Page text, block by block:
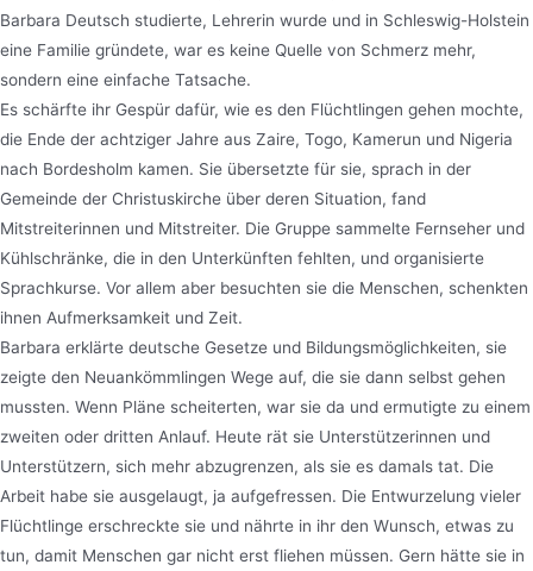
Barbara Deutsch studierte, Lehrerin wurde und in Schleswig-Holstein
eine Familie gründete, war es keine Quelle von Schmerz mehr,
sondern eine einfache Tatsache.
Es schärfte ihr Gespür dafür, wie es den Flüchtlingen gehen mochte,
die Ende der achtziger Jahre aus Zaire, Togo, Kamerun und Nigeria
nach Bordesholm kamen. Sie übersetzte für sie, sprach in der
Gemeinde der Christuskirche über deren Situation, fand
Mitstreiterinnen und Mitstreiter. Die Gruppe sammelte Fernseher und
Kühlschränke, die in den Unterkünften fehlten, und organisierte
Sprachkurse. Vor allem aber besuchten sie die Menschen, schenkten
ihnen Aufmerksamkeit und Zeit.
Barbara erklärte deutsche Gesetze und Bildungsmöglichkeiten, sie
zeigte den Neuankömmlingen Wege auf, die sie dann selbst gehen
mussten. Wenn Pläne scheiterten, war sie da und ermutigte zu einem
zweiten oder dritten Anlauf. Heute rät sie Unterstützerinnen und
Unterstützern, sich mehr abzugrenzen, als sie es damals tat. Die
Arbeit habe sie ausgelaugt, ja aufgefressen. Die Entwurzelung vieler
Flüchtlinge erschreckte sie und nährte in ihr den Wunsch, etwas zu
tun, damit Menschen gar nicht erst fliehen müssen. Gern hätte sie in